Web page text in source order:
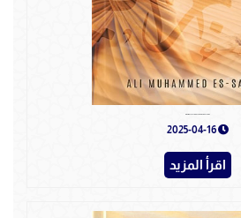
اقرأ المزيد